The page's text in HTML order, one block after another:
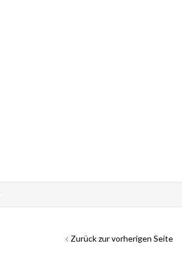
Zurück zur vorherigen Seite